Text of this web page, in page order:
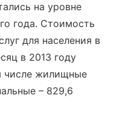
на уровне
года. Стоимость
для населения в
в 2013 году
числе жилищные
– 829,6